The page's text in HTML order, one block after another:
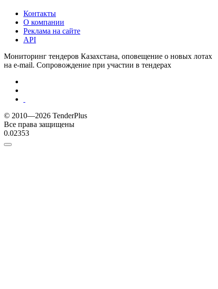
Контакты
О компании
Реклама на сайте
API
Мониторинг тендеров Казахстана, оповещение о новых лотах
на e-mail. Сопровождение при участии в тендерах
© 2010—2026 TenderPlus
Все права защищены
0.02353